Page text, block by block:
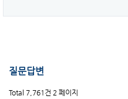
질문답변
Total 7,761건 2 페이지